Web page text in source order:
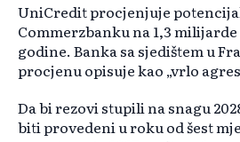
UniCredit procjenjuje
Commerzbanku na 1,3 milijarde
godine. Banka sa sjedištem u
procjenu opisuje kao „vrlo
Da bi rezovi stupili na snagu
biti provedeni u roku od šest